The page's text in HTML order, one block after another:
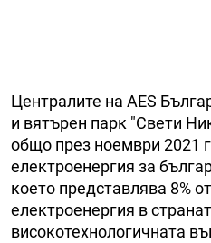
Централите на AES
и вятърен парк "Свети
общо през ноември 2021
електроенергия за
което представлява 8%
електроенергия в
високотехнологичната